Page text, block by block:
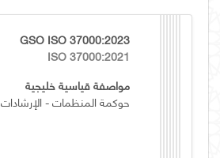
GSO ISO 37000:2023
ISO 37000:2021
مواصفة قياسية خليجية
حوكمة المنظمات - الإرشادات